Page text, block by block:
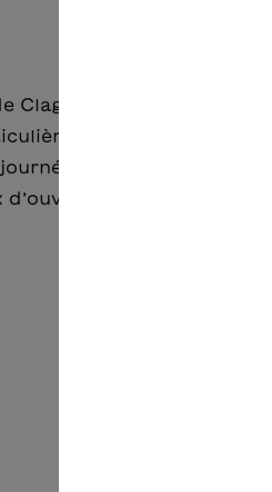
Clages est un village de
les 25, 26 et 27
dédiée aux élèves.
de l’OSL et plus